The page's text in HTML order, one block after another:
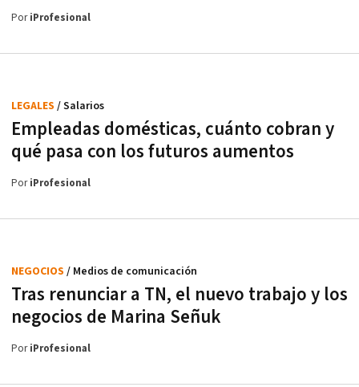
PoriProfesional
Empleadas domésticas, cuánto cobran y
qué pasa con los futuros aumentos
LEGALES / Salarios
PoriProfesional
Tras renunciar a TN, el nuevo trabajo y los
negocios de Marina Señuk
NEGOCIOS / Medios de comunicación
PoriProfesional